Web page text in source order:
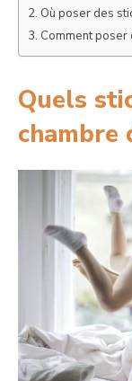
Où poser des
Comment poser
Quels
chambre